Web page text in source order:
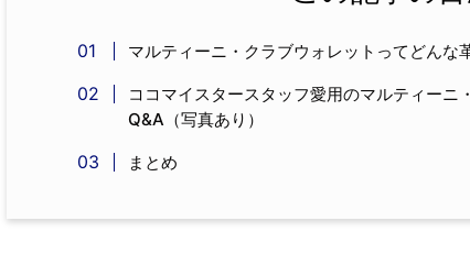
マルティーニ・クラブウォレットってどんな
ココマイスタースタッフ愛用のマルティーニ
Q&A（写真あり）
まとめ